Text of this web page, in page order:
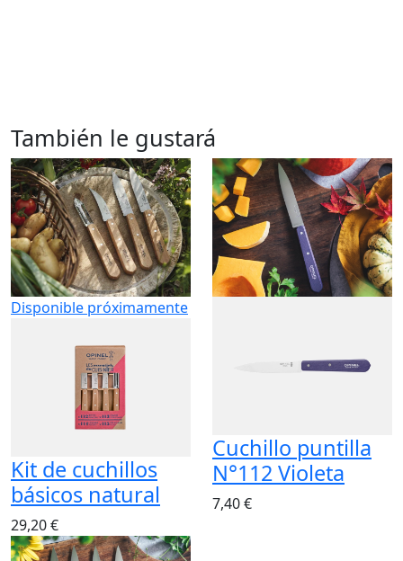
También le gustará
Disponible próximamente
Kit de cuchillos
básicos natural
29,20 €
Cuchillo puntilla
N°112 Violeta
7,40 €